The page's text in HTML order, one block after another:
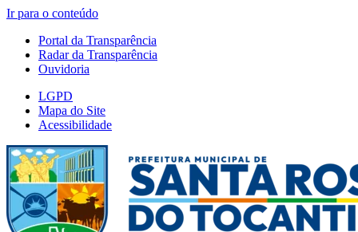
Ir para o conteúdo
Portal da Transparência
Radar da Transparência
Ouvidoria
LGPD
Mapa do Site
Acessibilidade